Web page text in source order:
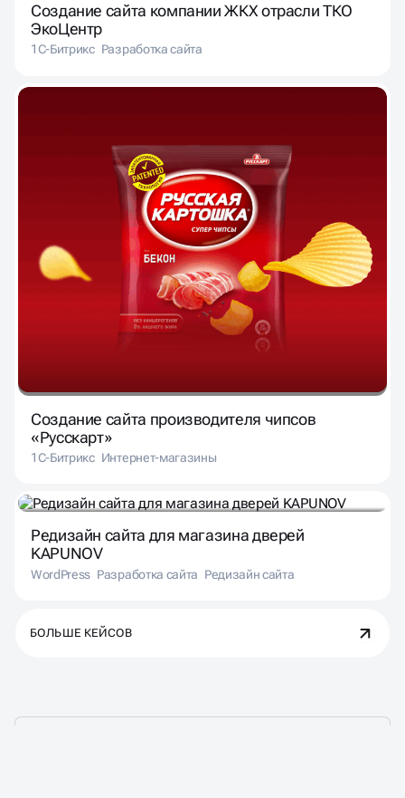
Создание сайта компании ЖКХ отрасли ТКО
ЭкоЦентр
1С-Битрикс Разработка сайта
Создание сайта производителя чипсов
«Русскарт»
1С-Битрикс Интернет-магазины
Редизайн сайта для магазина дверей
KAPUNOV
WordPress Разработка сайта Редизайн сайта
БОЛЬШЕ КЕЙСОВ